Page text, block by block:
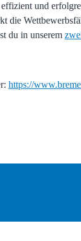
und
die
du in unserem
https://